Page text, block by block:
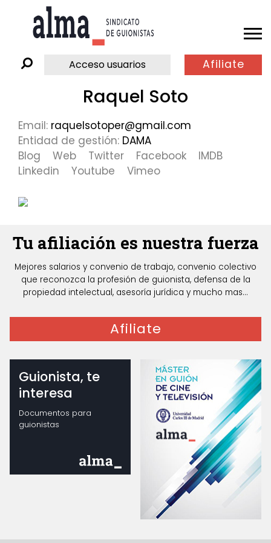
Acceso usuarios Afiliate
Raquel Soto
Email: raquelsotoper@gmail.com
Entidad de gestión: DAMA
Blog
Web Twitter Facebook
IMDB
Linkedin
Youtube Vimeo
Tu afiliación es nuestra fuerza
Mejores salarios y convenio de trabajo, convenio colectivo
que reconozca la profesión de guionista, defensa de la
propiedad intelectual, asesoría jurídica y mucho mas...
Afiliate
Guionista, te
interesa
Documentos para
guionistas